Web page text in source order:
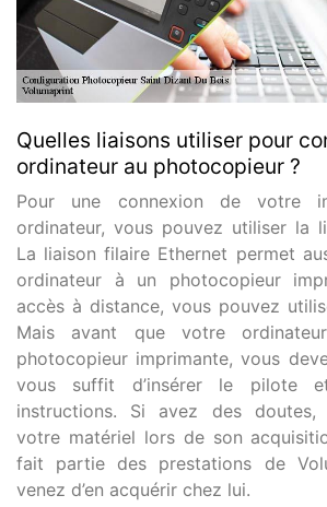
Quelles liaisons utiliser pour
ordinateur au photocopieur ?
Pour une connexion de votre
ordinateur, vous pouvez utiliser la
La liaison filaire Ethernet permet
ordinateur à un photocopieur
accès à distance, vous pouvez
Mais avant que votre
photocopieur imprimante, vous
vous suffit d’insérer le pilote
instructions. Si avez des doutes,
votre matériel lors de son
fait partie des prestations de
venez d’en acquérir chez lui.